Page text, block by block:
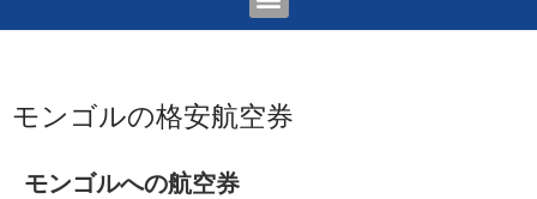
モンゴルの格安航空券
モンゴルへの航空券